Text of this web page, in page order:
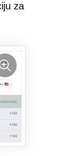
za